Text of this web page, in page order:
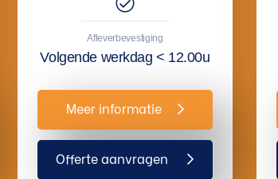
Afleverbevestiging
Volgende werkdag < 12.00u
Meer informatie
Offerte aanvragen